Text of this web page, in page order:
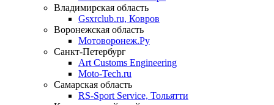
Владимирская область
Gsxrclub.ru, Ковров
Воронежская область
Мотоворонеж.Ру
Санкт-Петербург
Art Customs Engineering
Moto-Tech.ru
Самарская область
RS-Sport Service, Тольятти